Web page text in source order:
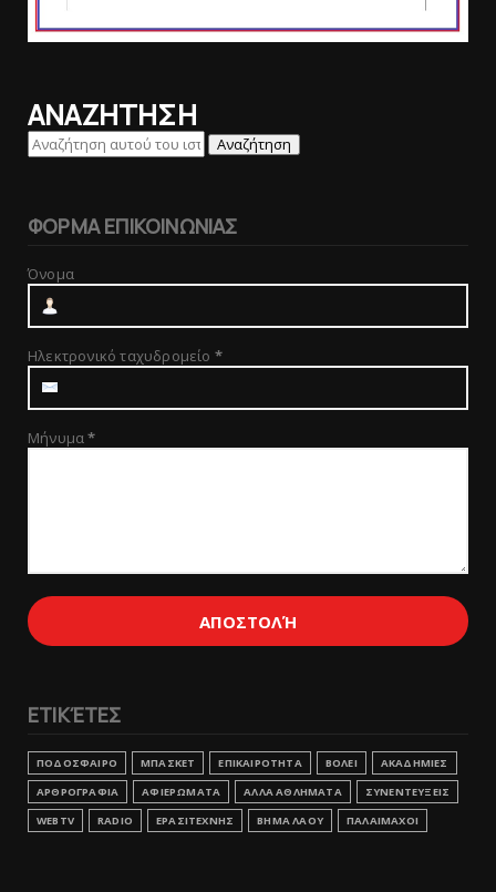
ΑΝΑΖΗΤΗΣΗ
ΦΟΡΜΑ ΕΠΙΚΟΙΝΩΝΙΑΣ
Όνομα
Ηλεκτρονικό ταχυδρομείο *
Μήνυμα*
ΕΤΙΚΈΤΕΣ
ΠΟΔΟΣΦΑΙΡΟ ΜΠΑΣΚΕΤ ΕΠΙΚΑΙΡΟΤΗΤΑ ΒΟΛΕΙ
ΑΚΑΔΗΜΙΕΣ
ΑΡΘΡΟΓΡΑΦΙΑ
ΑΦΙΕΡΩΜΑΤΑ ΑΛΛΑ ΑΘΛΗΜΑΤΑ
ΣΥΝΕΝΤΕΥΞΕΙΣ
WEBTV
RADIO ΕΡΑΣΙΤΕΧΝΗΣ ΒΗΜΑ ΛΑΟΥ ΠΑΛΑΙΜΑΧΟΙ